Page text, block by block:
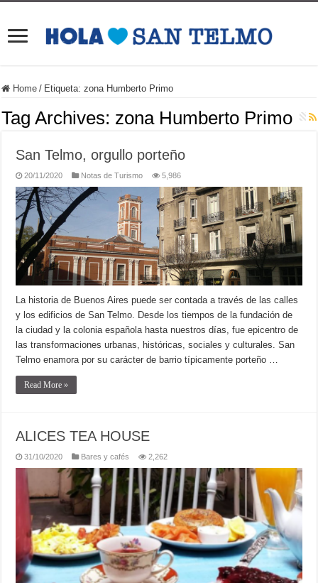
Home / Etiqueta:zona Humberto Primo
Tag Archives: zona Humberto Primo
San Telmo, orgullo porteño
20/11/2020 Notas de Turismo 5,986
La historia de Buenos Aires puede ser contada a través de las calles
y los edificios de San Telmo. Desde los tiempos de la fundación de
la ciudad y la colonia española hasta nuestros días, fue epicentro de
las transformaciones urbanas, históricas, sociales y culturales. San
Telmo enamora por su carácter de barrio típicamente porteño …
Read More »
ALICES TEA HOUSE
31/10/2020 Bares y cafés 2,262